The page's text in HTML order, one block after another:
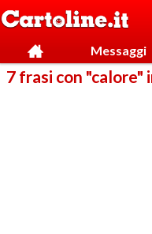
Messaggi
7 frasi con "calore"